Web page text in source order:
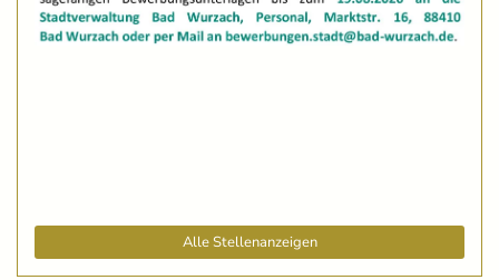
Alle Stellenanzeigen